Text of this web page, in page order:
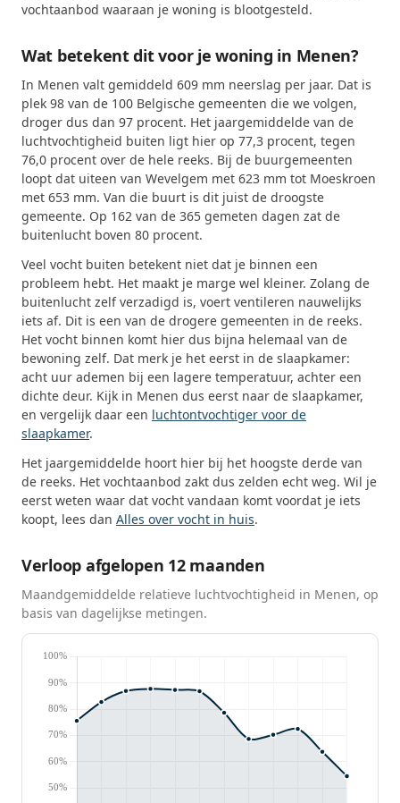
vochtaanbod waaraan je woning is blootgesteld.
Wat betekent dit voor je woning in Menen?
In Menen valt gemiddeld 609 mm neerslag per jaar. Dat is
plek 98 van de 100 Belgische gemeenten die we volgen,
droger dus dan 97 procent. Het jaargemiddelde van de
luchtvochtigheid buiten ligt hier op 77,3 procent, tegen
76,0 procent over de hele reeks. Bij de buurgemeenten
loopt dat uiteen van Wevelgem met 623 mm tot Moeskroen
met 653 mm. Van die buurt is dit juist de droogste
gemeente. Op 162 van de 365 gemeten dagen zat de
buitenlucht boven 80 procent.
Veel vocht buiten betekent niet dat je binnen een
probleem hebt. Het maakt je marge wel kleiner. Zolang de
buitenlucht zelf verzadigd is, voert ventileren nauwelijks
iets af. Dit is een van de drogere gemeenten in de reeks.
Het vocht binnen komt hier dus bijna helemaal van de
bewoning zelf. Dat merk je het eerst in de slaapkamer:
acht uur ademen bij een lagere temperatuur, achter een
dichte deur. Kijk in Menen dus eerst naar de slaapkamer,
en vergelijk daar een luchtontvochtiger voor de
slaapkamer.
Het jaargemiddelde hoort hier bij het hoogste derde van
de reeks. Het vochtaanbod zakt dus zelden echt weg. Wil je
eerst weten waar dat vocht vandaan komt voordat je iets
koopt, lees dan Alles over vocht in huis.
Verloop afgelopen 12 maanden
Maandgemiddelde relatieve luchtvochtigheid in Menen, op
basis van dagelijkse metingen.